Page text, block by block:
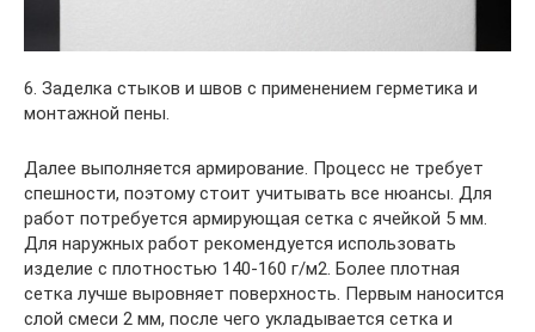
6. Заделка стыков и швов с применением герметика и
монтажной пены.
Далее выполняется армирование. Процесс не требует
спешности, поэтому стоит учитывать все нюансы. Для
работ потребуется армирующая сетка с ячейкой 5 мм.
Для наружных работ рекомендуется использовать
изделие с плотностью 140-160 г/м2. Более плотная
сетка лучше выровняет поверхность. Первым наносится
слой смеси 2 мм, после чего укладывается сетка и